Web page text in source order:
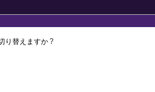
す。
り替えますか ?